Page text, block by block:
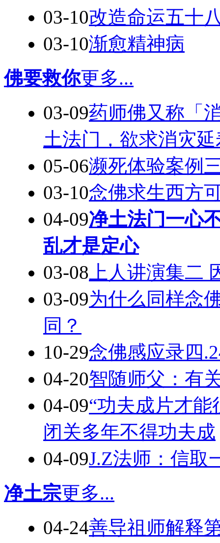
03-10改造命运五十
03-10渐愈精神病
佛要救你更多...
03-09药师佛又称「
土法门，欲求消灾延
05-06濒死体验案例
03-10念佛求生西方
04-09净土法门一心
乱才是定心
03-08 上人讲演集二
03-09为什么同样念
同？
10-29念佛感应录四
04-20智随师父：有
04-09“功夫成片才
闭关多年不得功夫成
04-09J.Z法师：信取
净土宗更多...
04-24善导祖师解释